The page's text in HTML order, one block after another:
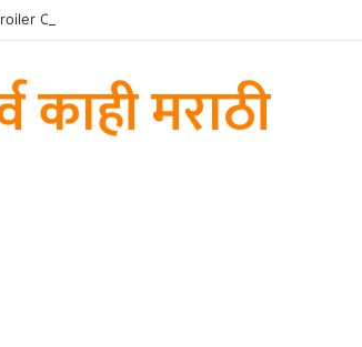
Broiler Chicken Side Effects in Marathi
काही मराठी